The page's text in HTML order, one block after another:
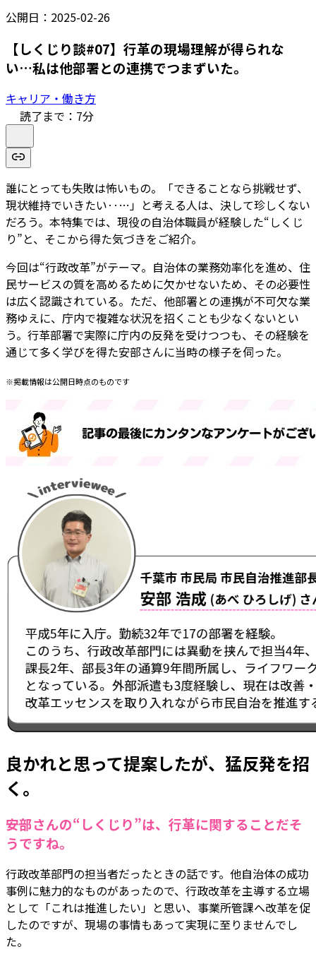
公開日： 2025-02-26
【しくじり談#07】行革の現場理解が得られな
い…私は他部署との連携でつまずいた。
キャリア・働き方
読了まで： 7分
誰にとっても失敗は怖いもの。「できることなら挑戦せず、
現状維持でいきたい‥…」と考える人は、決して珍しくない
だろう。本特集では、現役の自治体職員が経験した“しくじ
り”と、そこから得た気づきをご紹介。
今回は“行政改革”がテーマ。自治体の業務効率化を進め、住
民サービスの質を高めるために欠かせないため、その必要性
は広く認識されている。ただ、他部署との連携が不可欠な業
務ゆえに、庁内で複雑な状況を招くことも少なくないとい
う。行革部署で実際に庁内の反発を受けつつも、その経験を
通じて多く学びを得た安部さんに当時の様子を伺った。
※掲載情報は公開日時点のものです
良かれと思って提案したが、猛反発を招
く。
――安部さんの“しくじり”は、行革に関することだそ
うですね。
行政改革部門の担当者だったときの話です。他自治体の成功
事例に魅力的なものがあったので、行政改革を主導する立場
として「これは推進したい」と思い、事業所管課へ改革を促
したのですが、現場の事情もあって実現に至りませんでし
た。